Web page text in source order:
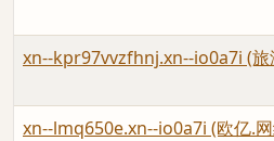
xn--kpr97vvzfhnj.xn--io0a7i (旅
xn--lmq650e.xn--io0a7i (欧亿.